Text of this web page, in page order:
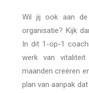
Wil jij ook aan
organisatie? Kijk
In dit 1-op-1
werk van
maanden creëren
plan van aanpak